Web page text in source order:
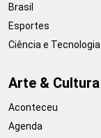
Brasil
Esportes
Ciência e Tecnologia
Arte & Cultura
Aconteceu
Agenda